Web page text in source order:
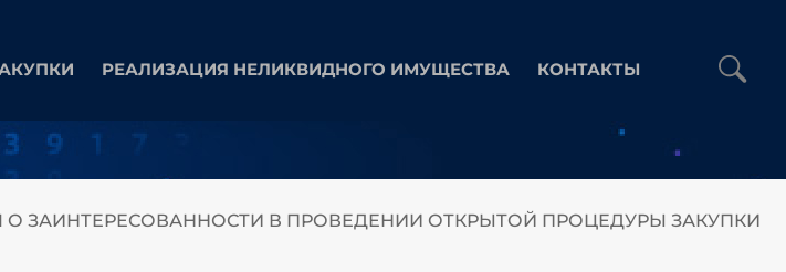
РЕАЛИЗАЦИЯ НЕЛИКВИДНОГО ИМУЩЕСТВА КОНТАКТЫ
О ЗАИНТЕРЕСОВАННОСТИ В ПРОВЕДЕНИИ ОТКРЫТОЙ ПРОЦЕДУРЫ ЗАКУПКИ